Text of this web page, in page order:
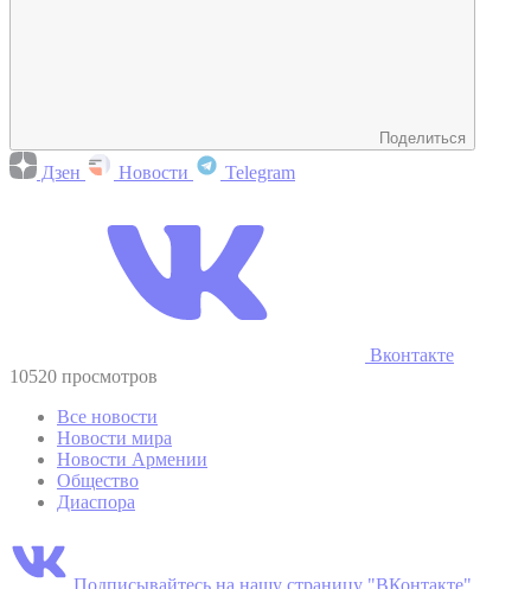
Поделиться
Дзен Новости Telegram
Вконтакте
10520 просмотров
Все новости
Новости мира
Новости Армении
Общество
Диаспора
Подписывайтесь на нашу страницу "ВКонтакте"